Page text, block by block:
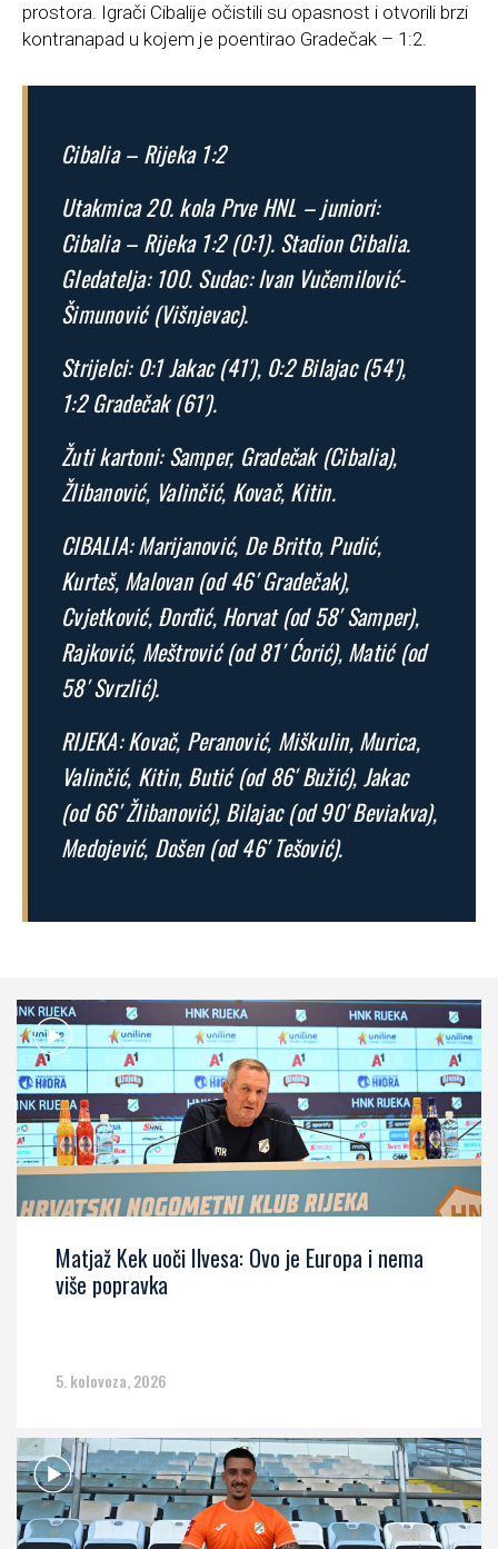
prostora. Igrači Cibalije očistili su opasnost i otvorili brzi
kontranapad u kojem je poentirao Gradečak – 1:2.
Cibalia – Rijeka 1:2
Utakmica 20. kola Prve HNL – juniori:
Cibalia – Rijeka 1:2 (0:1). Stadion Cibalia.
Gledatelja: 100. Sudac: Ivan Vučemilović-
Šimunović (Višnjevac).
Strijelci: 0:1 Jakac (41′), 0:2 Bilajac (54′),
1:2 Gradečak (61′).
Žuti kartoni: Samper, Gradečak (Cibalia),
Žlibanović, Valinčić, Kovač, Kitin.
CIBALIA: Marijanović, De Britto, Pudić,
Kurteš, Malovan (od 46′ Gradečak),
Cvjetković, Đorđić, Horvat (od 58′ Samper),
Rajković, Meštrović (od 81′ Ćorić), Matić (od
58′ Svrzlić).
RIJEKA: Kovač, Peranović, Miškulin, Murica,
Valinčić, Kitin, Butić (od 86′ Bužić), Jakac
(od 66′ Žlibanović), Bilajac (od 90′ Beviakva),
Medojević, Došen (od 46′ Tešović).
Matjaž Kek uoči Ilvesa: Ovo je Europa i nema
više popravka
5. kolovoza, 2026